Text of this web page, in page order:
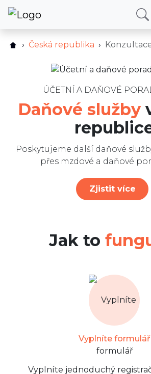
Blog
Zavolejte mi
Jak to funguje?
Ostatní služby
Blog
Česká republika
ÚČETNÍ A DAŇOVÉ
Daňové služby
Poskytujeme další daňové
přes mzdové a daňové
Zjistit více
Jak to
Vyplníte formulář
Vyplníte jednoduchý